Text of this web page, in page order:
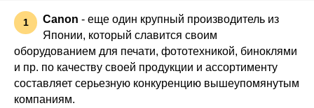
1 Canon - еще один крупный производитель из
Японии, который славится своим
оборудованием для печати, фототехникой, биноклями
и пр. по качеству своей продукции и ассортименту
составляет серьезную конкуренцию вышеупомянутым
компаниям.